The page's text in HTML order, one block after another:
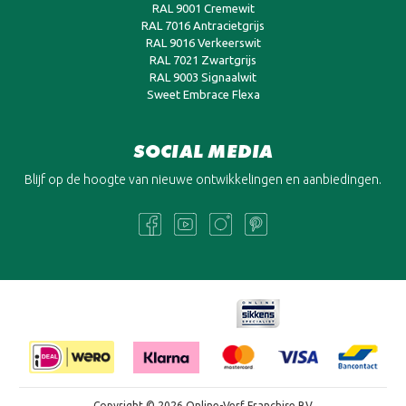
RAL 9001 Cremewit
RAL 7016 Antracietgrijs
RAL 9016 Verkeerswit
RAL 7021 Zwartgrijs
RAL 9003 Signaalwit
Sweet Embrace Flexa
SOCIAL MEDIA
Blijf op de hoogte van nieuwe ontwikkelingen en aanbiedingen.